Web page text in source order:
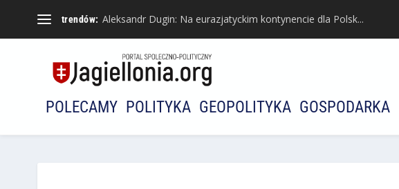
trendów: Aleksandr Dugin: Na eurazjatyckim kontynencie dla Polsk...
POLECAMY POLITYKA GEOPOLITYKA GOSPODARKA